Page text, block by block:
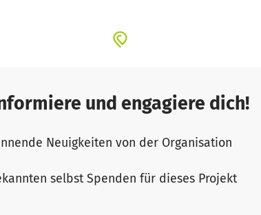
und engagiere dich!
Neuigkeiten von der Organisation
selbst Spenden für dieses Projekt